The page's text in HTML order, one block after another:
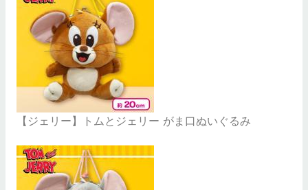
【ジェリー】トムとジェリー がま口ぬいぐるみ